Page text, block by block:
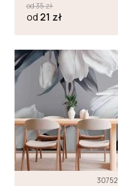
od35zł
od 21 zł
30752